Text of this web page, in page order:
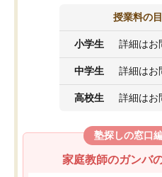
授業料の
小学生 詳細はお
中学生 詳細はお
高校生 詳細はお
塾探しの窓口
家庭教師のガンバ